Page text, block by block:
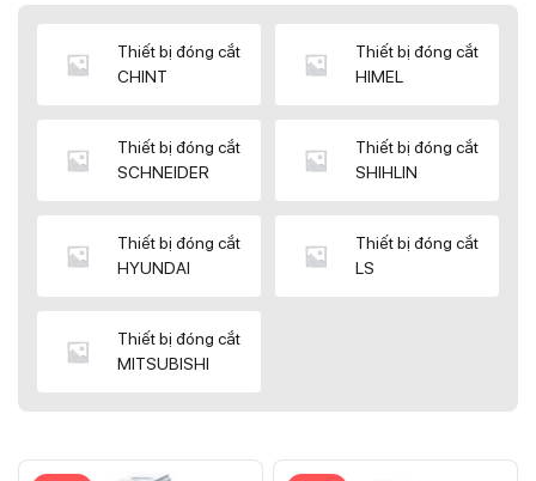
Thiết bị đóng cắt
CHINT
Thiết bị đóng cắt
HIMEL
Thiết bị đóng cắt
SCHNEIDER
Thiết bị đóng cắt
SHIHLIN
Thiết bị đóng cắt
HYUNDAI
Thiết bị đóng cắt
LS
Thiết bị đóng cắt
MITSUBISHI